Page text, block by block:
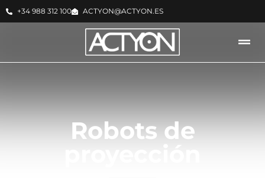
+34 988 312 100 ACTYON@ACTYON.ES
Robots de